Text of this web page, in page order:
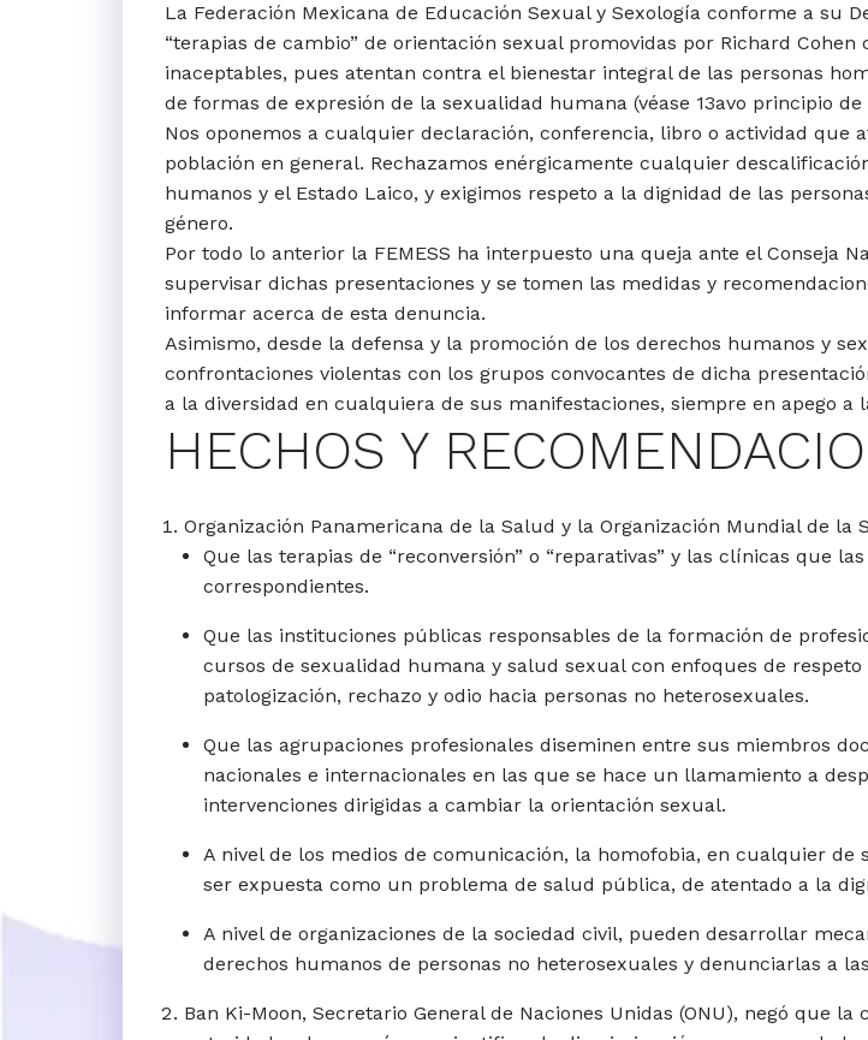
La Federación Mexicana de Educación Sexual y Sexología conforme a su
“terapias de cambio” de orientación sexual promovidas por Richard
inaceptables, pues atentan contra el bienestar integral de las personas
de formas de expresión de la sexualidad humana (véase 13avo principio de
Nos oponemos a cualquier declaración, conferencia, libro o actividad que
población en general. Rechazamos enérgicamente cualquier
humanos y el Estado Laico, y exigimos respeto a la dignidad de las
género.
Por todo lo anterior la FEMESS ha interpuesto una queja ante el Conseja
supervisar dichas presentaciones y se tomen las medidas y
informar acerca de esta denuncia.
Asimismo, desde la defensa y la promoción de los derechos humanos y
confrontaciones violentas con los grupos convocantes de dicha
a la diversidad en cualquiera de sus manifestaciones, siempre en apego a
HECHOS Y
Organización Panamericana de la Salud y la Organización Mundial de la
Que las terapias de “reconversión” o “reparativas” y las clínicas que
correspondientes.
Que las instituciones públicas responsables de la formación de
cursos de sexualidad humana y salud sexual con enfoques de
patologización, rechazo y odio hacia personas no heterosexuales.
Que las agrupaciones profesionales diseminen entre sus miembros
nacionales e internacionales en las que se hace un llamamiento a
intervenciones dirigidas a cambiar la orientación sexual.
A nivel de los medios de comunicación, la homofobia, en cualquier
ser expuesta como un problema de salud pública, de atentado a la
A nivel de organizaciones de la sociedad civil, pueden desarrollar
derechos humanos de personas no heterosexuales y denunciarlas a
Ban Ki-Moon, Secretario General de Naciones Unidas (ONU), negó que